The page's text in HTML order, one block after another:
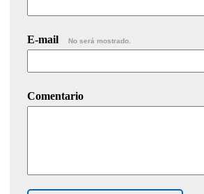
E-mail No será mostrado.
Comentario